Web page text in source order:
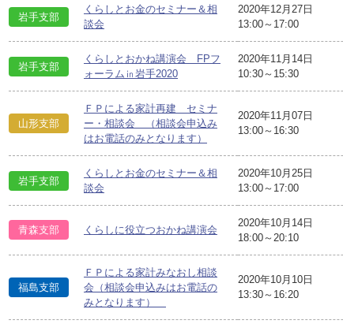
岩手支部
くらしとお金のセミナー＆相
談会
2020年12月27日
13:00～17:00
岩手支部
くらしとおかね講演会 FPフ
ォーラム㏌岩手2020
2020年11月14日
10:30～15:30
山形支部
ＦＰによる家計再建 セミナ
ー・相談会 （相談会申込み
はお電話のみとなります）
2020年11月07日
13:00～16:30
岩手支部
くらしとお金のセミナー＆相
談会
2020年10月25日
13:00～17:00
青森支部 くらしに役立つおかね講演会
2020年10月14日
18:00～20:10
福島支部
ＦＰによる家計みなおし相談
会（相談会申込みはお電話の
みとなります）
2020年10月10日
13:30～16:20